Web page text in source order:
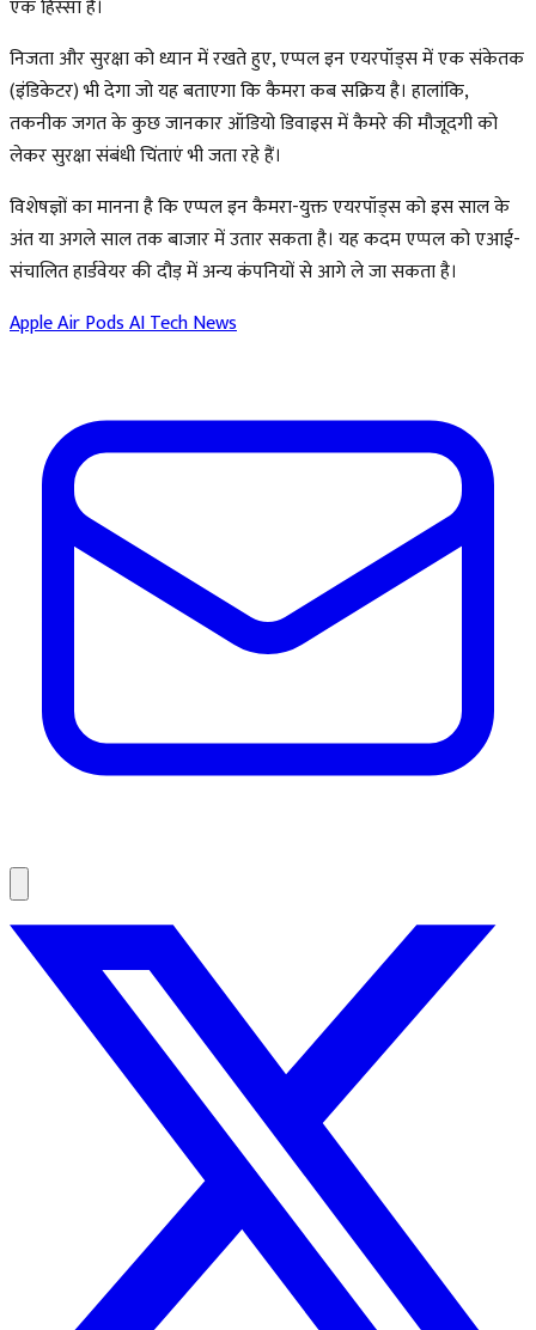
एक हिस्सा है।
निजता और सुरक्षा को ध्यान में रखते हुए, एप्पल इन एयरपॉड्स में एक संकेतक
(इंडिकेटर) भी देगा जो यह बताएगा कि कैमरा कब सक्रिय है। हालांकि,
तकनीक जगत के कुछ जानकार ऑडियो डिवाइस में कैमरे की मौजूदगी को
लेकर सुरक्षा संबंधी चिंताएं भी जता रहे हैं।
विशेषज्ञों का मानना है कि एप्पल इन कैमरा-युक्त एयरपॉड्स को इस साल के
अंत या अगले साल तक बाजार में उतार सकता है। यह कदम एप्पल को एआई-
संचालित हार्डवेयर की दौड़ में अन्य कंपनियों से आगे ले जा सकता है।
AppleAir PodsAITech News